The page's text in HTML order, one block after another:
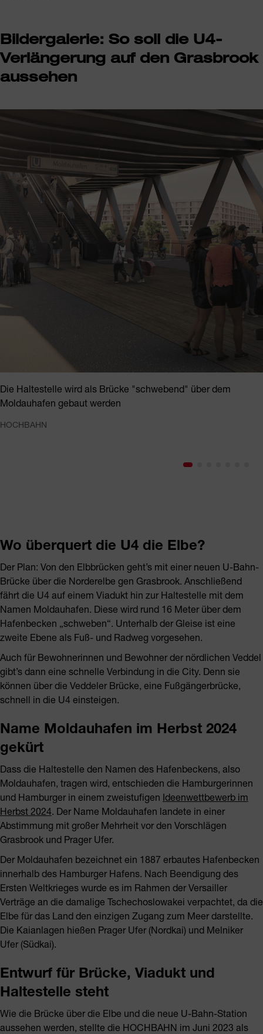
Bildergalerie: So soll die U4-
Verlängerung auf den Grasbrook
aussehen
Die Haltestelle wird als Brücke "schwebend" über dem
Moldauhafen gebaut werden
HOCHBAHN
Wo überquert die U4 die Elbe?
Der Plan: Von den Elbbrücken geht’s mit einer neuen U-Bahn-
Brücke über die Norderelbe gen Grasbrook. Anschließend
fährt die U4 auf einem Viadukt hin zur Haltestelle mit dem
Namen Moldauhafen. Diese wird rund 16 Meter über dem
Hafenbecken „schweben“. Unterhalb der Gleise ist eine
zweite Ebene als Fuß- und Radweg vorgesehen.
Auch für Bewohnerinnen und Bewohner der nördlichen Veddel
gibt’s dann eine schnelle Verbindung in die City. Denn sie
können über die Veddeler Brücke, eine Fußgängerbrücke,
schnell in die U4 einsteigen.
Name Moldauhafen im Herbst 2024
gekürt
Dass die Haltestelle den Namen des Hafenbeckens, also
Moldauhafen, tragen wird, entschieden die Hamburgerinnen
und Hamburger in einem zweistufigen Ideenwettbewerb im
Herbst 2024. Der Name Moldauhafen landete in einer
Abstimmung mit großer Mehrheit vor den Vorschlägen
Grasbrook und Prager Ufer.
Der Moldauhafen bezeichnet ein 1887 erbautes Hafenbecken
innerhalb des Hamburger Hafens. Nach Beendigung des
Ersten Weltkrieges wurde es im Rahmen der Versailler
Verträge an die damalige Tschechoslowakei verpachtet, da die
Elbe für das Land den einzigen Zugang zum Meer darstellte.
Die Kaianlagen hießen Prager Ufer (Nordkai) und Melniker
Ufer (Südkai).
Entwurf für Brücke, Viadukt und
Haltestelle steht
Wie die Brücke über die Elbe und die neue U-Bahn-Station
aussehen werden, stellte die HOCHBAHN im Juni 2023 als